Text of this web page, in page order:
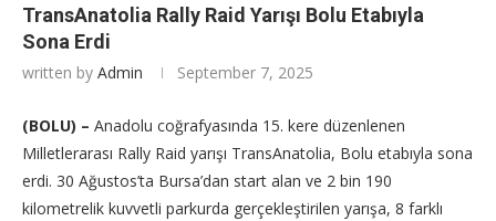
TransAnatolia Rally Raid Yarışı Bolu Etabıyla
Sona Erdi
written by Admin September 7, 2025
(BOLU) – Anadolu coğrafyasında 15. kere düzenlenen
Milletlerarası Rally Raid yarışı TransAnatolia, Bolu etabıyla sona
erdi. 30 Ağustos’ta Bursa’dan start alan ve 2 bin 190
kilometrelik kuvvetli parkurda gerçekleştirilen yarışa, 8 farklı